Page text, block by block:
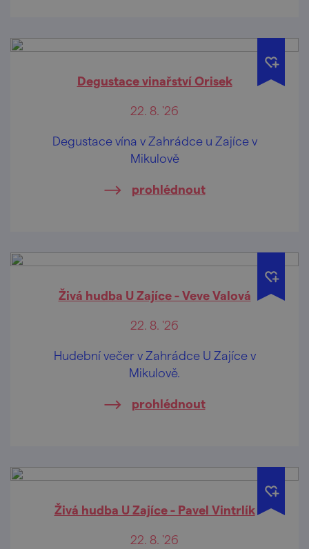
Degustace vinařství Orisek
22. 8. '26
Degustace vína v Zahrádce u Zajíce v
Mikulově
prohlédnout
Živá hudba U Zajíce - Veve Valová
22. 8. '26
Hudební večer v Zahrádce U Zajíce v
Mikulově.
prohlédnout
Živá hudba U Zajíce - Pavel Vintrlík
22. 8. '26